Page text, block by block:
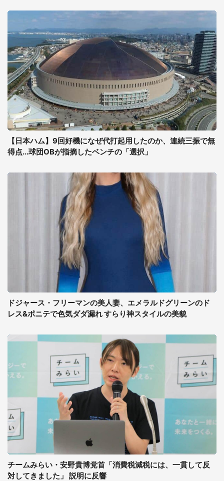
【日本ハム】9回好機になぜ代打起用したのか、連続三振で無
得点...球団OBが指摘したベンチの「選択」
ドジャース・フリーマンの美人妻、エメラルドグリーンのド
レス&ポニテで色気ダダ漏れ すらり神スタイルの美貌
チームみらい・安野貴博党首「消費税減税には、一貫して反
対してきました」 説明に反響